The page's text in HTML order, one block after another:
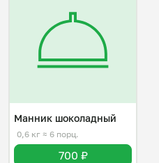
Манник шоколадный
0,6 кг ≈ 6 порц.
700 ₽